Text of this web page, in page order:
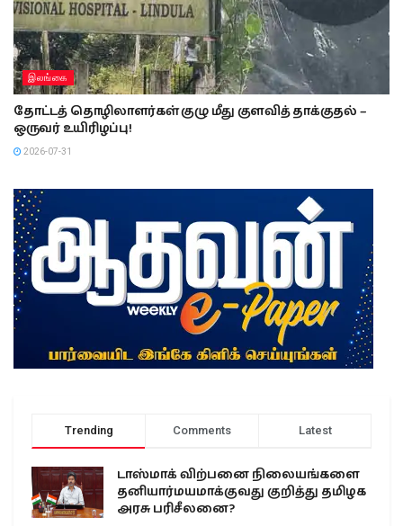
இலங்கை
தோட்டத் தொழிலாளர்கள் குழு மீது குளவித் தாக்குதல் –
ஒருவர் உயிரிழப்பு!
2026-07-31
Trending Comments Latest
டாஸ்மாக் விற்பனை நிலையங்களை
தனியார்மயமாக்குவது குறித்து தமிழக
அரசு பரிசீலனை?